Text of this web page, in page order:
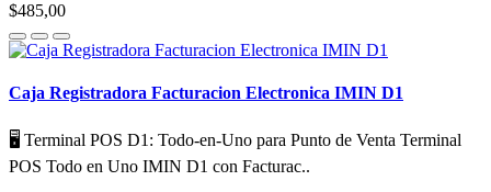
$485,00
Caja Registradora Facturacion Electronica IMIN D1
🖥️ Terminal POS D1: Todo-en-Uno para Punto de Venta Terminal
POS Todo en Uno IMIN D1 con Facturac..